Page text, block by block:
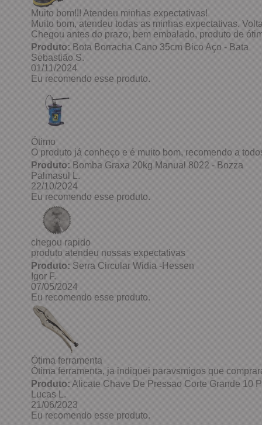
Muito bom!!! Atendeu minhas expectativas!
Muito bom, atendeu todas as minhas expectativas.
Chegou antes do prazo, bem embalado, produto de
Produto:Bota Borracha Cano 35cm Bico Aço - Bata
Sebastião S.
01/11/2024
Eu recomendo esse produto.
Ótimo
O produto já conheço e é muito bom, recomendo a
Produto:Bomba Graxa 20kg Manual 8022 - Bozza
Palmasul L.
22/10/2024
Eu recomendo esse produto.
chegou rapido
produto atendeu nossas expectativas
Produto:Serra Circular Widia -Hessen
Igor F.
07/05/2024
Eu recomendo esse produto.
Ótima ferramenta
Ótima ferramenta, ja indiquei paravsmigos que
Produto:Alicate Chave De Pressao Corte Grande 10
Lucas L.
21/06/2023
Eu recomendo esse produto.